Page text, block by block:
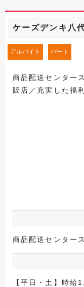
ケーズデンキ八
アルバイト パート
商品配送センター
販店／充実した福
商品配送センター
【平日・土】時